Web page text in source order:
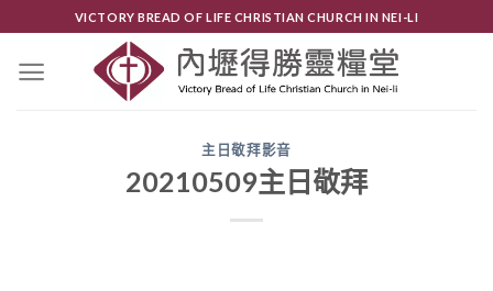
content
VICTORY BREAD OF LIFE CHRISTIAN CHURCH IN NEI-LI
主日敬拜影音
20210509主日敬拜